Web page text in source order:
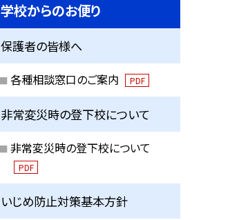
学校からのお便り
保護者の皆様へ
各種相談窓口のご案内 PDF
非常変災時の登下校について
非常変災時の登下校について
PDF
いじめ防止対策基本方針